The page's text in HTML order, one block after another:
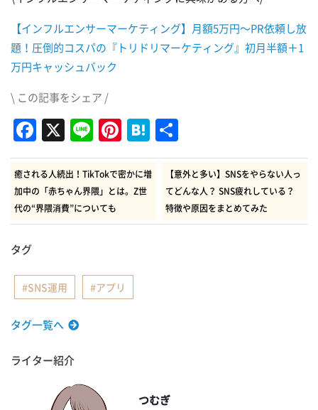
【インフルエンサーマーケティング】月額5万円～PR依頼し放
題！圧倒的コスパの『トリドリマーケティング』初月半額＋1
万円キャッシュバック
\ この記事をシェア /
Facebook
X LinePinterest
Hatena
有
癒される人続出！TikTokで密かに増
加中の「赤ちゃん界隈」とは。Z世
代の“界隈消費”についても
【意外と多い】SNSをやらない人っ
てどんな人？ SNS疲れしている？
特徴や原因をまとめてみた
タグ
SNS運用 アプリ
タグ一覧へ
ライター紹介
つむぎ